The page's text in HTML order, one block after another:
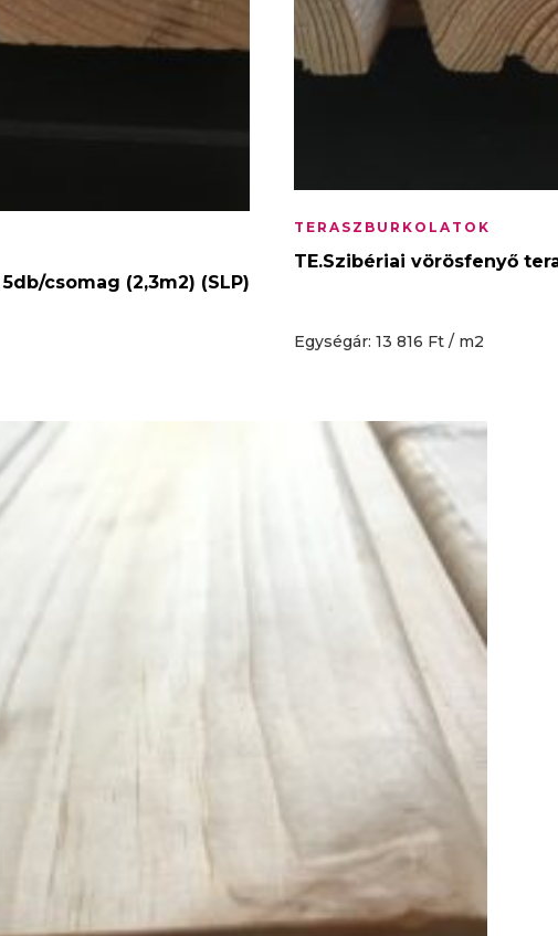
csomag (2,3m2) (SLP)
TERASZBURKOLATOK
TE.Szibériai vörösfenyő
Egységár: 13 816 Ft / m2